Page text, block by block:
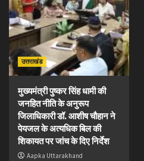
उत्तराखंड
मुख्यमंत्री पुष्कर सिंह धामी की
जनहित नीति के अनुरूप
जिलाधिकारी डॉ. आशीष चौहान ने
पेयजल के अत्यधिक बिल की
शिकायत पर जांच के दिए निर्देश
Aapka Uttarakhand